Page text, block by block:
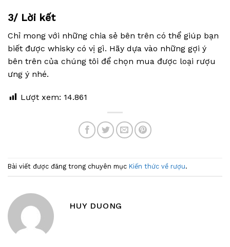
3/ Lời kết
Chỉ mong với những chia sẻ bên trên có thể giúp bạn
biết được whisky có vị gì. Hãy dựa vào những gợi ý
bên trên của chúng tôi để chọn mua được loại rượu
ưng ý nhé.
Lượt xem: 14.861
Bài viết được đăng trong chuyên mục Kiến thức về rượu.
HUY DUONG